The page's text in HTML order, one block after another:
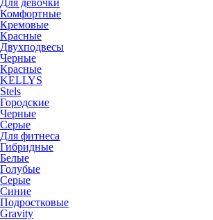
Для девочки
Комфортные
Кремовые
Красные
Двухподвесы
Черные
Красные
KELLYS
Stels
Городские
Черные
Серые
Для фитнеса
Гибридные
Белые
Голубые
Серые
Синие
Подростковые
Gravity